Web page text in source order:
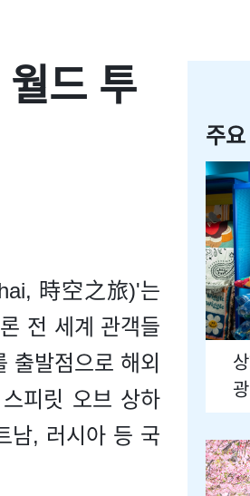
드 투
時空之旅)'는
전 세계 관객들
출발점으로 해외
피릿 오브 상하
남, 러시아 등 국
주